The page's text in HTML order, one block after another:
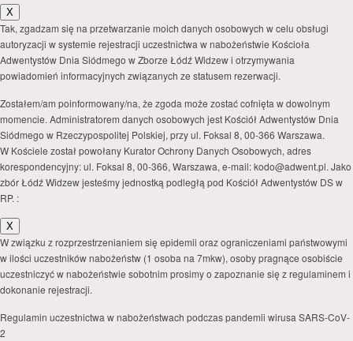
X
Tak, zgadzam się na przetwarzanie moich danych osobowych w celu obsługi
autoryzacji w systemie rejestracji uczestnictwa w nabożeństwie Kościoła
Adwentystów Dnia Siódmego w Zborze Łódź Widzew i otrzymywania
powiadomień informacyjnych związanych ze statusem rezerwacji.
Zostałem/am poinformowany/na, że zgoda może zostać cofnięta w dowolnym
momencie. Administratorem danych osobowych jest Kościół Adwentystów Dnia
Siódmego w Rzeczypospolitej Polskiej, przy ul. Foksal 8, 00-366 Warszawa.
W Kościele został powołany Kurator Ochrony Danych Osobowych, adres
korespondencyjny: ul. Foksal 8, 00-366, Warszawa, e-mail: kodo@adwent.pl. Jako
zbór Łódź Widzew jesteśmy jednostką podległą pod Kościół Adwentystów DS w
RP. :
X
W związku z rozprzestrzenianiem się epidemii oraz ograniczeniami państwowymi
w ilości uczestników nabożeństw (1 osoba na 7mkw), osoby pragnące osobiście
uczestniczyć w nabożeństwie sobotnim prosimy o zapoznanie się z regulaminem i
dokonanie rejestracji.
Regulamin uczestnictwa w nabożeństwach podczas pandemii wirusa SARS-CoV-
2